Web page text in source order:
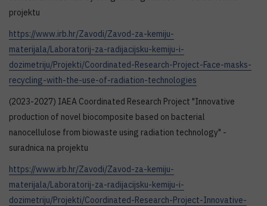
projektu
https://www.irb.hr/Zavodi/Zavod-za-kemiju-
materijala/Laboratorij-za-radijacijsku-kemiju-i-
dozimetriju/Projekti/Coordinated-Research-Project-Face-masks-
recycling-with-the-use-of-radiation-technologies
(2023-2027) IAEA Coordinated Research Project "Innovative
production of novel biocomposite based on bacterial
nanocellulose from biowaste using radiation technology" -
suradnica na projektu
https://www.irb.hr/Zavodi/Zavod-za-kemiju-
materijala/Laboratorij-za-radijacijsku-kemiju-i-
dozimetriju/Projekti/Coordinated-Research-Project-Innovative-